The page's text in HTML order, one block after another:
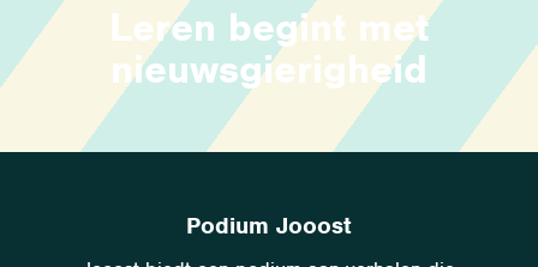
Leren begint met
nieuwsgierigheid
Podium Jooost